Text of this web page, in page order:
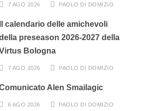
7 AGO 2026 PAOLO DI DOMIZIO
Il calendario delle amichevoli
preseason 2026-2027 della
Bologna
7 AGO 2026 PAOLO DI DOMIZIO
Alen Smailagic
6 AGO 2026 PAOLO DI DOMIZIO